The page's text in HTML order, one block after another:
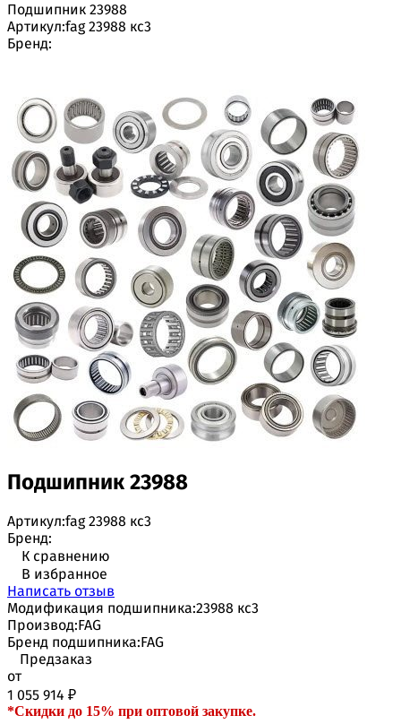
Подшипник 23988
Артикул:fag 23988 кс3
Бренд:
Подшипник 23988
Артикул:fag 23988 кс3
Бренд:
К сравнению
В избранное
Написать отзыв
Модификация подшипника:23988 кс3
Производ:FAG
Бренд подшипника:FAG
Предзаказ
от
1 055 914 ₽
*Скидки до 15% при оптовой закупке.